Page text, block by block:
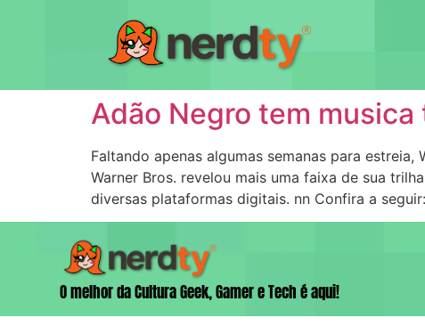
Adão Negro tem musica
Faltando apenas algumas semanas para
Warner Bros. revelou mais uma faixa de sua
diversas plataformas digitais. nn Confira a
O melhor da Cultura Geek, Gamer e Tech é aqui!